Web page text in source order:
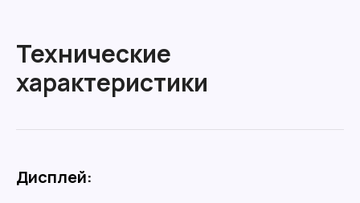
Технические
характеристики
Дисплей:
Углубленная поддержка